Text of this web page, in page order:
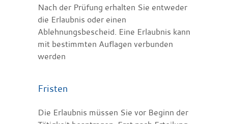
Nach der Prüfung erhalten Sie entweder
die Erlaubnis oder einen
Ablehnungsbescheid. Eine Erlaubnis kann
mit bestimmten Auflagen verbunden
werden
Fristen
Die Erlaubnis müssen Sie vor Beginn der